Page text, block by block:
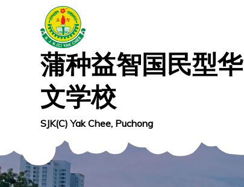
蒲种益智国民型华
文学校
SJK(C) Yak Chee, Puchong